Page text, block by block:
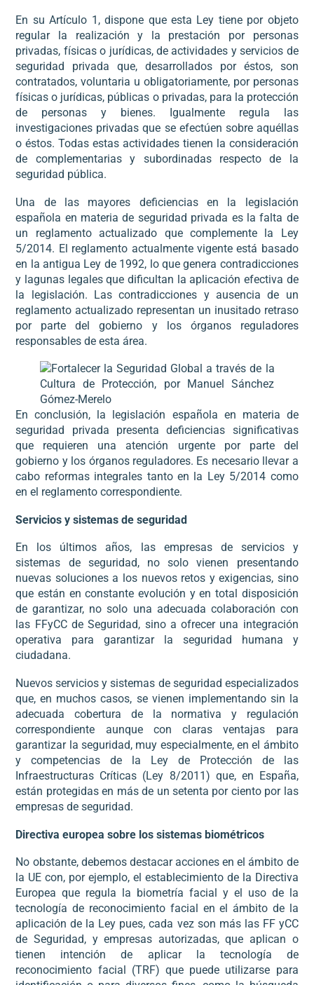
En su Artículo 1, dispone que esta Ley tiene por objeto
regular la realización y la prestación por personas
privadas, físicas o jurídicas, de actividades y servicios de
seguridad privada que, desarrollados por éstos, son
contratados, voluntaria u obligatoriamente, por personas
físicas o jurídicas, públicas o privadas, para la protección
de personas y bienes. Igualmente regula las
investigaciones privadas que se efectúen sobre aquéllas
o éstos. Todas estas actividades tienen la consideración
de complementarias y subordinadas respecto de la
seguridad pública.
Una de las mayores deficiencias en la legislación
española en materia de seguridad privada es la falta de
un reglamento actualizado que complemente la Ley
5/2014. El reglamento actualmente vigente está basado
en la antigua Ley de 1992, lo que genera contradicciones
y lagunas legales que dificultan la aplicación efectiva de
la legislación. Las contradicciones y ausencia de un
reglamento actualizado representan un inusitado retraso
por parte del gobierno y los órganos reguladores
responsables de esta área.
En conclusión, la legislación española en materia de
seguridad privada presenta deficiencias significativas
que requieren una atención urgente por parte del
gobierno y los órganos reguladores. Es necesario llevar a
cabo reformas integrales tanto en la Ley 5/2014 como
en el reglamento correspondiente.
Servicios y sistemas de seguridad
En los últimos años, las empresas de servicios y
sistemas de seguridad, no solo vienen presentando
nuevas soluciones a los nuevos retos y exigencias, sino
que están en constante evolución y en total disposición
de garantizar, no solo una adecuada colaboración con
las FFyCC de Seguridad, sino a ofrecer una integración
operativa para garantizar la seguridad humana y
ciudadana.
Nuevos servicios y sistemas de seguridad especializados
que, en muchos casos, se vienen implementando sin la
adecuada cobertura de la normativa y regulación
correspondiente aunque con claras ventajas para
garantizar la seguridad, muy especialmente, en el ámbito
y competencias de la Ley de Protección de las
Infraestructuras Críticas (Ley 8/2011) que, en España,
están protegidas en más de un setenta por ciento por las
empresas de seguridad.
Directiva europea sobre los sistemas biométricos
No obstante, debemos destacar acciones en el ámbito de
la UE con, por ejemplo, el establecimiento de la Directiva
Europea que regula la biometría facial y el uso de la
tecnología de reconocimiento facial en el ámbito de la
aplicación de la Ley pues, cada vez son más las FF yCC
de Seguridad, y empresas autorizadas, que aplican o
tienen intención de aplicar la tecnología de
reconocimiento facial (TRF) que puede utilizarse para